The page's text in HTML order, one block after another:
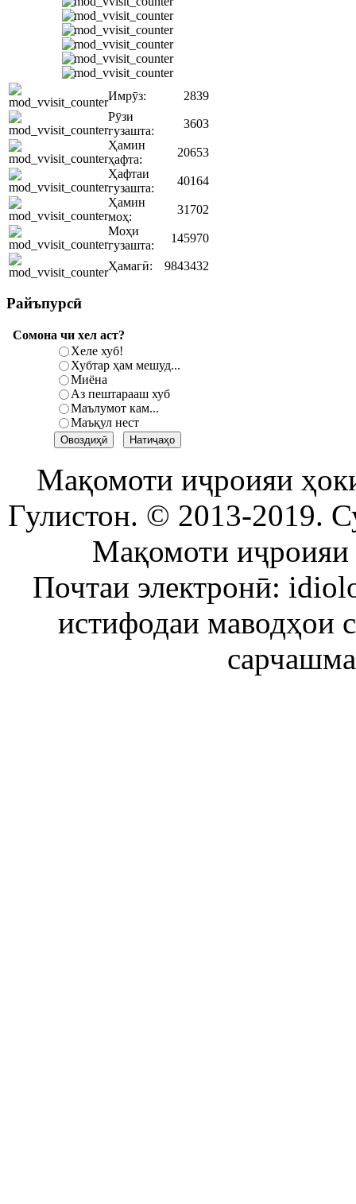
Имрӯз:
2839
Рӯзи
гузашта:
3603
Ҳамин
ҳафта:
20653
Ҳафтаи
гузашта:
40164
Ҳамин
моҳ:
31702
Моҳи
гузашта:
145970
Ҳамагӣ: 9843432
Райъпурсӣ
Сомона чи хел аст?
Хеле хуб!
Хубтар ҳам мешуд...
Миёна
Аз пештарааш хуб
Маълумот кам...
Маъқул нест
Мақомоти иҷроияи
Гулистон. © 2013-2019.
Мақомоти иҷроияи
Почтаи электронӣ:
истифодаи маводҳои